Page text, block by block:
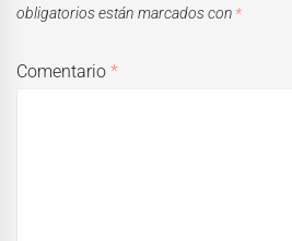
obligatorios están marcados con *
Comentario*